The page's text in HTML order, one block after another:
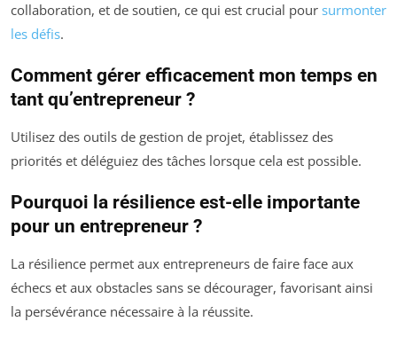
collaboration, et de soutien, ce qui est crucial pour surmonter
les défis.
Comment gérer efficacement mon temps en
tant qu’entrepreneur ?
Utilisez des outils de gestion de projet, établissez des
priorités et déléguiez des tâches lorsque cela est possible.
Pourquoi la résilience est-elle importante
pour un entrepreneur ?
La résilience permet aux entrepreneurs de faire face aux
échecs et aux obstacles sans se décourager, favorisant ainsi
la persévérance nécessaire à la réussite.